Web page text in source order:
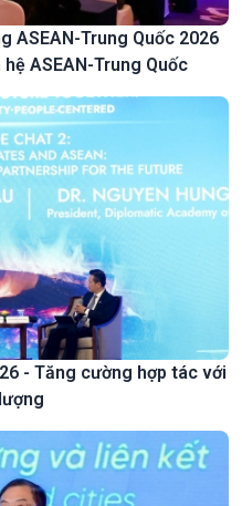
ASEAN-Trung Quốc 2026
ASEAN-Trung Quốc
- Tăng cường hợp tác với